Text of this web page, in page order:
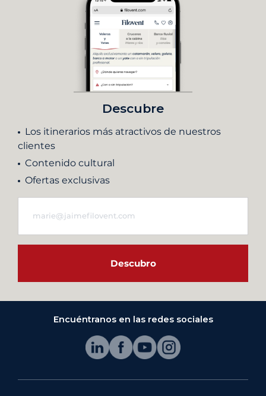
Descubre
Los itinerarios más atractivos de nuestros
clientes
Contenido cultural
Ofertas exclusivas
Descubro
Encuéntranos en las redes sociales